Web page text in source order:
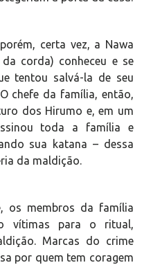
certa vez, a Nawa
corda) conheceu e se
tentou salvá-la de seu
chefe da família, então,
dos Hirumo e, em um
toda a família e
sua katana – dessa
da maldição.
os membros da família
vítimas para o ritual,
Marcas do crime
por quem tem coragem